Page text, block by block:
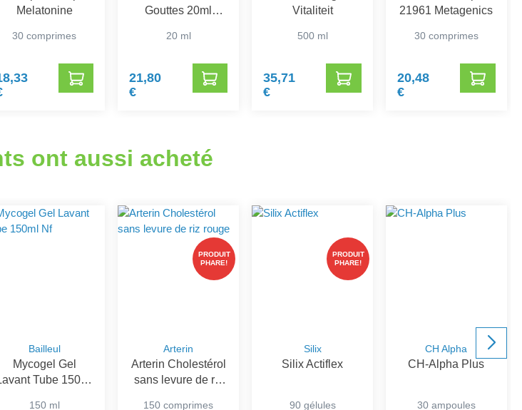
Melatonine
30 comprimes
Gouttes 20ml
20 ml
21,80
€
Vitaliteit
500 ml
35,71
€
21961 Metagenics
30 comprimes
20,48
€
ont aussi acheté
Bailleul
Mycogel Gel
Tube 150ml
150 ml
PRODUIT
PHARE!
Arterin
Arterin Cholestérol
sans levure de riz
150 comprimes
PRODUIT
PHARE!
Silix
Silix Actiflex
90 gélules
CH Alpha
CH-Alpha Plus
30 ampoules